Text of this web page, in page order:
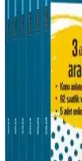
Yargı Yayınevi'nin
sınav atmosferini
çözümlerle başarıya
Pegem
Kültür Kitabı
Pegem
kitabı, güncel ve
detaylı konu
Pegem
Tamamı